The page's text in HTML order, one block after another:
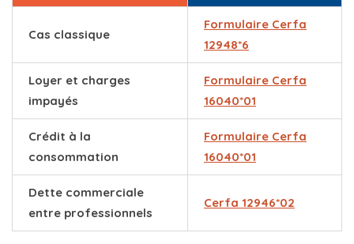
Cas classique
Formulaire Cerfa
12948*6
Loyer et charges
impayés
Formulaire Cerfa
16040*01
Crédit à la
consommation
Formulaire Cerfa
16040*01
Dette commerciale
entre professionnels
Cerfa 12946*02